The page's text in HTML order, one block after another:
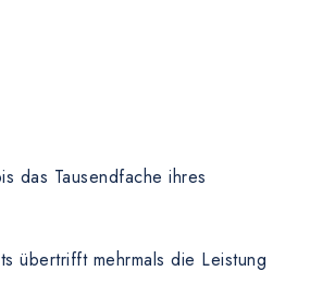
das Tausendfache ihres
übertrifft mehrmals die Leistung